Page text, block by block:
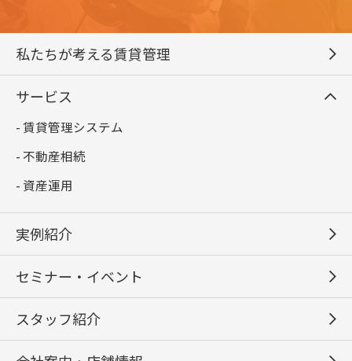
私たちが考える賃貸管理
サービス
- 賃貸管理システム
- 不動産相続
- 資産運用
実例紹介
セミナー・イベント
スタッフ紹介